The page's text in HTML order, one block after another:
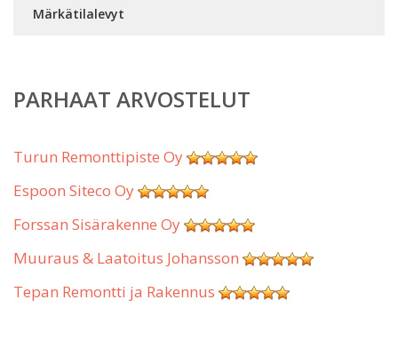
Märkätilalevyt
PARHAAT ARVOSTELUT
Turun Remonttipiste Oy
Espoon Siteco Oy
Forssan Sisärakenne Oy
Muuraus & Laatoitus Johansson
Tepan Remontti ja Rakennus